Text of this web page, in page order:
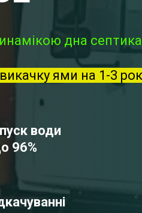
дна
викачку ями на 1-3
води
96%